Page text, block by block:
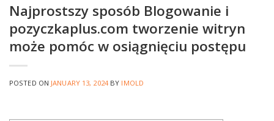
Najprostszy sposób Blogowanie i
pozyczkaplus.com tworzenie witryn
może pomóc w osiągnięciu postępu
POSTED ON JANUARY 13, 2024 BY IMOLD